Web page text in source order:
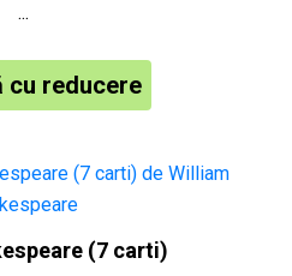
...
cu reducere
(7 carti)